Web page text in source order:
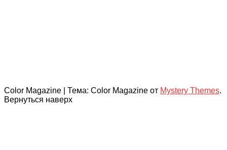
Color Magazine Тема: Color Magazine от Mystery Themes.
Вернуться наверх